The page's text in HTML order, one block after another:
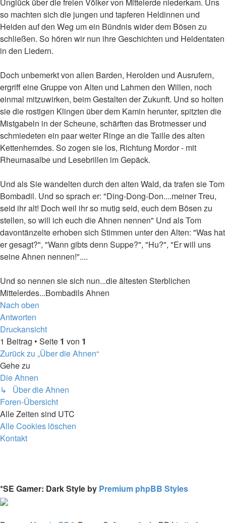
so machten sich die jungen und tapferen Heldinnen und
Helden auf den Weg um ein Bündnis wider dem Bösen zu
schließen. So hören wir nun ihre Geschichten und Heldentaten
in den Liedern.
Doch unbemerkt von allen Barden, Herolden und Ausrufern,
ergriff eine Gruppe von Alten und Lahmen den Willen, noch
einmal mitzuwirken, beim Gestalten der Zukunft. Und so holten
sie die rostigen Klingen über dem Kamin herunter, spitzten die
Mistgabeln in der Scheune, schärften das Brotmesser und
schmiedeten ein paar weiter Ringe an die Taille des alten
Kettenhemdes. So zogen sie los, Richtung Mordor - mit
Rheumasalbe und Lesebrillen im Gepäck.
Und als Sie wandelten durch den alten Wald, da trafen sie Tom
Bombadil. Und so sprach er: "Ding-Dong-Don....meiner Treu,
seid ihr alt! Doch weil ihr so mutig seid, euch dem Bösen zu
stellen, so will ich euch die Ahnen nennen" Und als Tom
davontänzelte erhoben sich Stimmen unter den Alten: "Was hat
er gesagt?", "Wann gibts denn Suppe?", "Hu?", "Er will uns
seine Ahnen nennen!"....
Und so nennen sie sich nun...die ältesten Sterblichen
Mittelerdes...Bombadils Ahnen
Nach oben
Antworten
Druckansicht
1 Beitrag • Seite 1 von 1
Zurück zu „Über die Ahnen“
Gehe zu
Die Ahnen
↳ Über die Ahnen
Foren-Übersicht
Alle Zeiten sind UTC
Alle Cookies löschen
Kontakt
*SE Gamer: Dark Style by Premium phpBB Styles